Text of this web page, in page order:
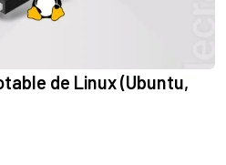
de Linux (Ubuntu,